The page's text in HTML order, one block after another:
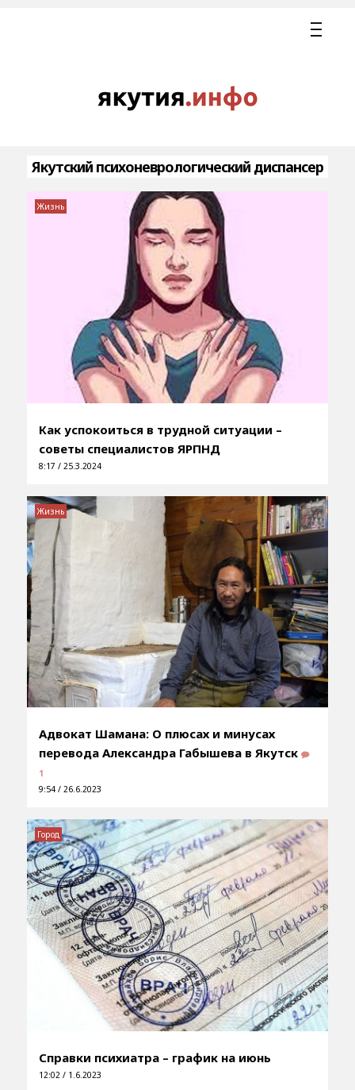
Якутский психоневрологический диспансер
Как успокоиться в трудной ситуации –
советы специалистов ЯРПНД
8:17 / 25.3.2024
Жизнь
Адвокат Шамана: О плюсах и минусах
перевода Александра Габышева в Якутск
1
9:54 / 26.6.2023
Жизнь
Справки психиатра – график на июнь
12:02 / 1.6.2023
Город